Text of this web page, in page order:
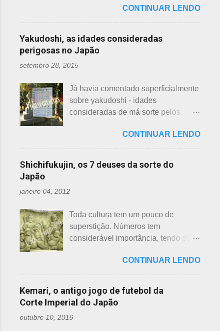
flor de lotus, na postagem anterior
e imagens de uma pla...
Arashiyama, em Kyoto, inclusive nos
jardins do Heian Jinja. Esses baldes
com água, escritos 消火用, ou Shōka-
yō, balde para combate a incêndios,
incêndios, para que não se
propaguem. A colocação dos baldes
depende de cada associação de
bairro, não sendo, portanto,
obrigatória, e visto em pouquíssimas
uma opinião, não consultei ninguém
para atender aos nossos insti...
Roupas de crianças, em perfeito
estado, que não servem mais, peças
novas, semi novas, de pouco uso. O
que fazer com elas? No Japão,
deparamos com este problema: a
quem doar. Existem lojas que
acessórios usados, mas nem sempre
tem interesse nas peças, além do
baixo preço oferecido. Doar dá uma
vender a preço baixo. O Japão é um
país que recicla há muitos anos e
leva muito a sério. Em cidades como
panos de limpeza ou enviadas aos
países pobres. Campanhas ou
grupos de ajuda solicitando roupas
usadas aparecem vez ou outra em
redes sociais. Algumas instituições
repassar aos necessitados. A pref...
CONTINUAR LENDO
Yakudoshi, as idades consideradas
perigosas no Japão
setembro 28, 2015
Já havia comentado superficialmente
sobre yakudoshi - idades
consideradas de má sorte pelos
nesta >>> postagem e não havia
feito uma exclusiva sobre o assunto,
até porque existem toneladas de
informações pela net. No entanto, a
puxei um antigo rascunho do fundo
idades perigosas, antiga crença com
origem no período Heian. Uma
superstição baseada em trocadilhos,
números com significados ruins. Nos
tempos antigos, outras idades eram
incluídas como desfavoráveis. Yaku,
se traduz como infortúnio ou má sorte
CONTINUAR LENDO
Shichifukujin, os 7 deuses da sorte do
Japão
janeiro 04, 2012
Toda cultura tem um pouco de
superstição. Números tem
considerável importância, tendo os
números 4 (pronunciado " shi ") e 9
(pronunciado " ku ") são
considerados de azar, por causa da
pronúncia. "Shi" significa, também,
morte e "ku" , agonia ou tortura. 7 é
um número auspicioso em quase
CONTINUAR LENDO
Kemari, o antigo jogo de futebol da
Corte Imperial do Japão
outubro 10, 2016